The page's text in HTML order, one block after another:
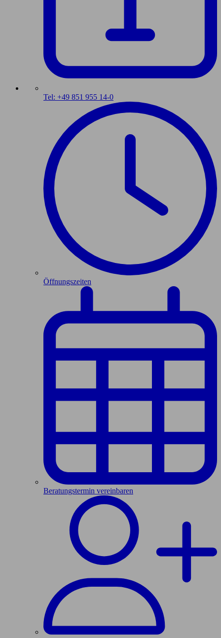
Tel: +49 851 955 14-0
Öffnungszeiten
Beratungstermin vereinbaren